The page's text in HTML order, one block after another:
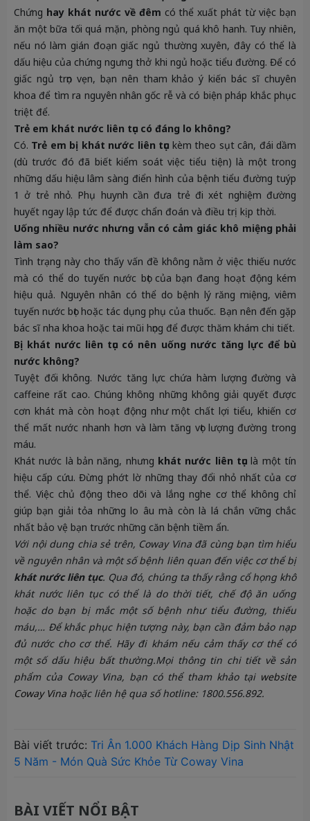
Chứng hay khát nước về đêm có thể xuất phát từ việc bạn
ăn một bữa tối quá mặn, phòng ngủ quá khô hanh. Tuy nhiên,
nếu nó làm gián đoạn giấc ngủ thường xuyên, đây có thể là
dấu hiệu của chứng ngưng thở khi ngủ hoặc tiểu đường. Để có
giấc ngủ trọn vẹn, bạn nên tham khảo ý kiến bác sĩ chuyên
khoa để tìm ra nguyên nhân gốc rễ và có biện pháp khắc phục
triệt để.
Trẻ em khát nước liên tục có đáng lo không?
Có. Trẻ em bị khát nước liên tục kèm theo sụt cân, đái dầm
(dù trước đó đã biết kiểm soát việc tiểu tiện) là một trong
những dấu hiệu lâm sàng điển hình của bệnh tiểu đường tuýp
1 ở trẻ nhỏ. Phụ huynh cần đưa trẻ đi xét nghiệm đường
huyết ngay lập tức để được chẩn đoán và điều trị kịp thời.
Uống nhiều nước nhưng vẫn có cảm giác khô miệng phải
làm sao?
Tình trạng này cho thấy vấn đề không nằm ở việc thiếu nước
mà có thể do tuyến nước bọt của bạn đang hoạt động kém
hiệu quả. Nguyên nhân có thể do bệnh lý răng miệng, viêm
tuyến nước bọt hoặc tác dụng phụ của thuốc. Bạn nên đến gặp
bác sĩ nha khoa hoặc tai mũi họng để được thăm khám chi tiết.
Bị khát nước liên tục có nên uống nước tăng lực để bù
nước không?
Tuyệt đối không. Nước tăng lực chứa hàm lượng đường và
caffeine rất cao. Chúng không những không giải quyết được
cơn khát mà còn hoạt động như một chất lợi tiểu, khiến cơ
thể mất nước nhanh hơn và làm tăng vọt lượng đường trong
máu.
Khát nước là bản năng, nhưng khát nước liên tục là một tín
hiệu cấp cứu. Đừng phớt lờ những thay đổi nhỏ nhất của cơ
thể. Việc chủ động theo dõi và lắng nghe cơ thể không chỉ
giúp bạn giải tỏa những lo âu mà còn là lá chắn vững chắc
nhất bảo vệ bạn trước những căn bệnh tiềm ẩn.
Với nội dung chia sẻ trên, Coway Vina đã cùng bạn tìm hiểu
về nguyên nhân và một số bệnh liên quan đến việc cơ thể bị
khát nước liên tục. Qua đó, chúng ta thấy rằng cổ họng khô
khát nước liên tục có thể là do thời tiết, chế độ ăn uống
hoặc do bạn bị mắc một số bệnh như tiểu đường, thiếu
máu,… Để khắc phục hiện tượng này, bạn cần đảm bảo nạp
đủ nước cho cơ thể. Hãy đi khám nếu cảm thấy cơ thể có
một số dấu hiệu bất thường.Mọi thông tin chi tiết về sản
phẩm của Coway Vina, bạn có thể tham khảo tại website
Coway Vina hoặc liên hệ qua số hotline: 1800.556.892.
Bài viết trước: Tri Ân 1.000 Khách Hàng Dịp Sinh Nhật
5 Năm - Món Quà Sức Khỏe Từ Coway Vina
BÀI VIẾT NỔI BẬT